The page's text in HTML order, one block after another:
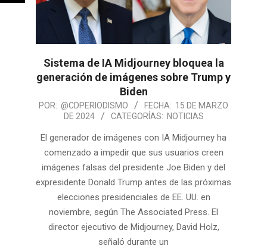
Sistema de IA Midjourney bloquea la
generación de imágenes sobre Trump y
Biden
POR: @CDPERIODISMO FECHA: 15 DE MARZO
DE 2024
CATEGORÍAS: NOTICIAS
El generador de imágenes con IA Midjourney ha
comenzado a impedir que sus usuarios creen
imágenes falsas del presidente Joe Biden y del
expresidente Donald Trump antes de las próximas
elecciones presidenciales de EE. UU. en
noviembre, según The Associated Press. El
director ejecutivo de Midjourney, David Holz,
señaló durante un